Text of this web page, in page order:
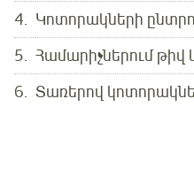
4. Կոտորակների
5. Համարիչներում
6. Տառերով